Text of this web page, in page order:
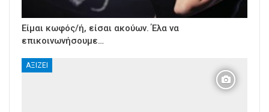
Είμαι κωφός/ή, είσαι ακούων. Έλα να
επικοινωνήσουμε…
ΑΞΊΖΕΙ